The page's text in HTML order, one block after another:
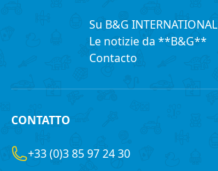
Su B&G INTERNATIONAL
Le notizie da **B&G**
Contacto
CONTATTO
+33 (0)3 85 97 24 30